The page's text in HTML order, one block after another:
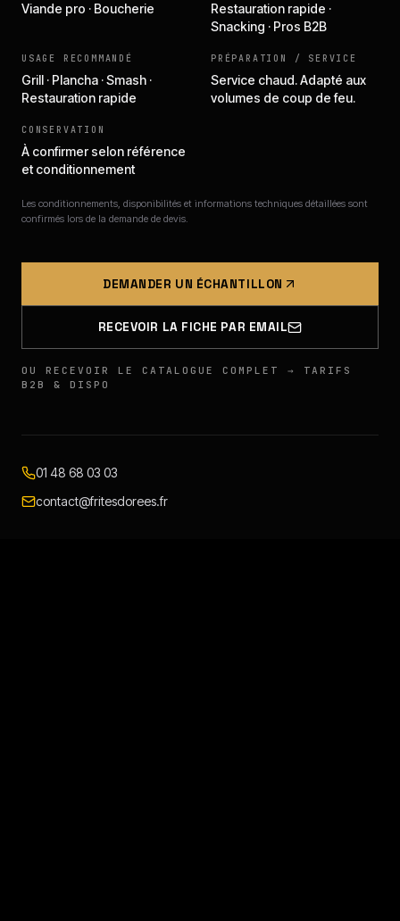
Viande pro · Boucherie
Restauration rapide ·
Snacking · Pros B2B
USAGE RECOMMANDÉ
Grill · Plancha · Smash ·
Restauration rapide
PRÉPARATION / SERVICE
Service chaud. Adapté aux
volumes de coup de feu.
CONSERVATION
À confirmer selon référence
et conditionnement
Les conditionnements, disponibilités et informations techniques détaillées sont
confirmés lors de la demande de devis.
DEMANDER UN ÉCHANTILLON
RECEVOIR LA FICHE PAR EMAIL
OU RECEVOIR LE CATALOGUE COMPLET → TARIFS
B2B & DISPO
01 48 68 03 03
contact@fritesdorees.fr